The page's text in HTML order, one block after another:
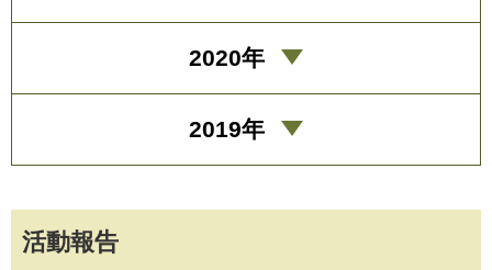
活動報告
2020年
2019年